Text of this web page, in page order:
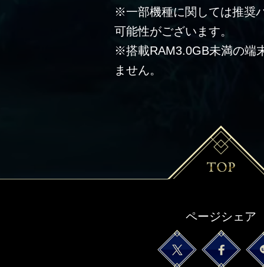
※一部機種に関しては推奨
可能性がございます。
※搭載RAM3.0GB未満の端
ません。
ページシェア